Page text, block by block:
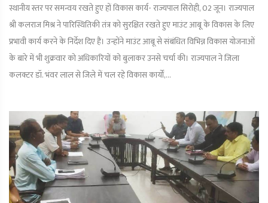
स्थानीय स्तर पर समन्वय रखते हुए हों विकास कार्य- राज्यपाल सिरोही, 02 जून। राज्यपाल
श्री कलराज मिश्र ने पारिस्थितिकी तंत्र को सुरक्षित रखते हुए माउंट आबू के विकास के लिए
प्रभावी कार्य करने के निर्देश दिए हैं। उन्होंने माउंट आबू से संबंधित विभिन्न विकास योजनाओं
के बारे में भी शुक्रवार को अधिकारियों को बुलाकर उनसे चर्चा की। राज्यपाल ने जिला
कलक्टर डॉ. भंवर लाल से जिले में चल रहे विकास कार्यों,...